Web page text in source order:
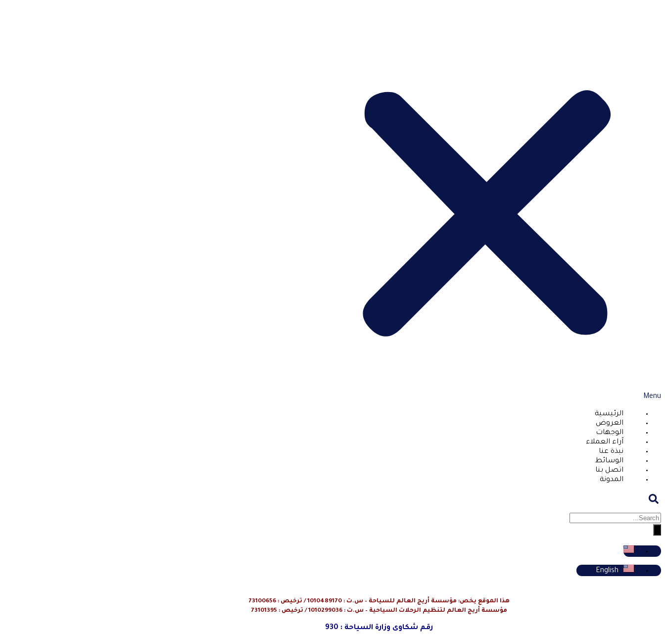
Menu
الرئيسية
العروض
الوجهات
آراء العملاء
نبذة عنا
الوسائط
اتصل بنا
المدونة
English
هذا الموقع يخص: مؤسسة أريج العالم للسياحة – س.ت : 1010489170 / ترخيص : 73100656
مؤسسة أريج العالم لتنظيم الرحلات السياحية – س.ت : 1010299036 / ترخيص : 73101395
رقم شكاوى وزارة السياحة : 930